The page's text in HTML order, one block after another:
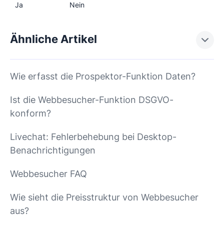
Ja Nein
Ähnliche Artikel
Wie erfasst die Prospektor-Funktion Daten?
Ist die Webbesucher-Funktion DSGVO-
konform?
Livechat: Fehlerbehebung bei Desktop-
Benachrichtigungen
Webbesucher FAQ
Wie sieht die Preisstruktur von Webbesucher
aus?